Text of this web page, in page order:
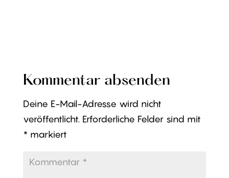
Kommentar absenden
Deine E-Mail-Adresse wird nicht
veröffentlicht. Erforderliche Felder sind mit
*markiert